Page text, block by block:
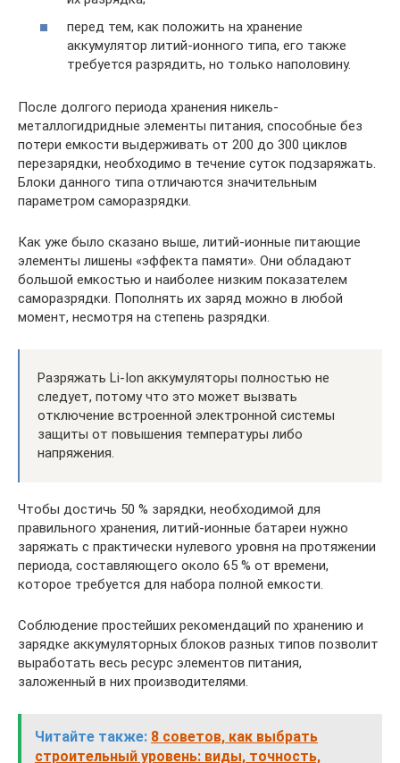
перед тем, как положить на хранение
аккумулятор литий-ионного типа, его также
требуется разрядить, но только наполовину.
После долгого периода хранения никель-
металлогидридные элементы питания, способные без
потери емкости выдерживать от 200 до 300 циклов
перезарядки, необходимо в течение суток подзаряжать.
Блоки данного типа отличаются значительным
параметром саморазрядки.
Как уже было сказано выше, литий-ионные питающие
элементы лишены «эффекта памяти». Они обладают
большой емкостью и наиболее низким показателем
саморазрядки. Пополнять их заряд можно в любой
момент, несмотря на степень разрядки.
Разряжать Li-Ion аккумуляторы полностью не
следует, потому что это может вызвать
отключение встроенной электронной системы
защиты от повышения температуры либо
напряжения.
Чтобы достичь 50 % зарядки, необходимой для
правильного хранения, литий-ионные батареи нужно
заряжать с практически нулевого уровня на протяжении
периода, составляющего около 65 % от времени,
которое требуется для набора полной емкости.
Соблюдение простейших рекомендаций по хранению и
зарядке аккумуляторных блоков разных типов позволит
выработать весь ресурс элементов питания,
заложенный в них производителями.
Читайте также: 8 советов, как выбрать
строительный уровень: виды, точность,